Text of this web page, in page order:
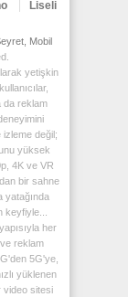
Liseli
Mobil
yetişkin
da reklam
izleme değil;
yüksek
4K ve VR
bir sahne
yatağında
her
reklam
5G'ye,
yüklenen
video sitesi